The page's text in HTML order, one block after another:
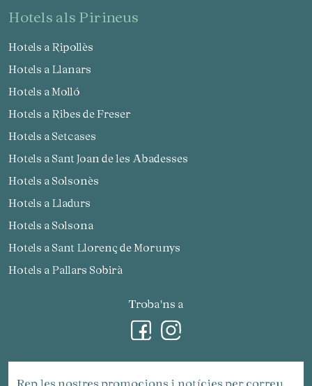
hotels als Pirineus
Hotels a Ripollès
Hotels a Llanars
Hotels a Molló
Hotels a Ribes de Freser
Hotels a Setcases
Hotels a Sant Joan de les Abadesses
Hotels a Solsonès
Hotels a Lladurs
Hotels a Solsona
Hotels a Sant Llorenç de Morunys
Hotels a Pallars Sobirà
Troba'ns a
Rep les nostres promocions i notícies per correu